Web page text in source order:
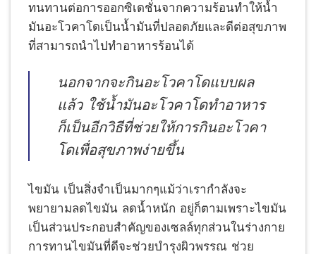
ทนทานต่อการออกซิเดชั่นจากความร้อนทำให้น้ำ
มันอะโวคาโดเป็นน้ำมันที่ปลอดภัยและดีต่อสุขภาพ
ที่สามารถนำไปทำอาหารร้อนได้
นอกจากจะกินอะโวคาโดแบบผล
แล้ว ใช้น้ำมันอะโวคาโดทำอาหาร
ก็เป็นอีกวิธีที่ช่วยให้การกินอะโวคา
โดเพื่อสุขภาพง่ายขึ้น
ไขมัน เป็นสิ่งจำเป็นมากๆแม้ว่าเรากำลังจะ
พยายามลดไขมัน ลดน้ำหนัก อยู่ก็ตามเพราะไขมัน
เป็นส่วนประกอบสำคัญของเซลล์ทุกส่วนในร่างกาย
การทานไขมันที่ดีจะช่วยบำรุงผิวพรรณ ช่วย